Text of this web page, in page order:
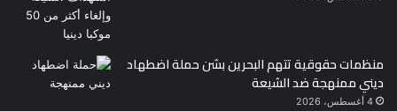
منظمات حقوقية تتهم البحرين بشن حملة اضطهاد
ديني ممنهجة ضد الشيعة
4 أغسطس، 2026